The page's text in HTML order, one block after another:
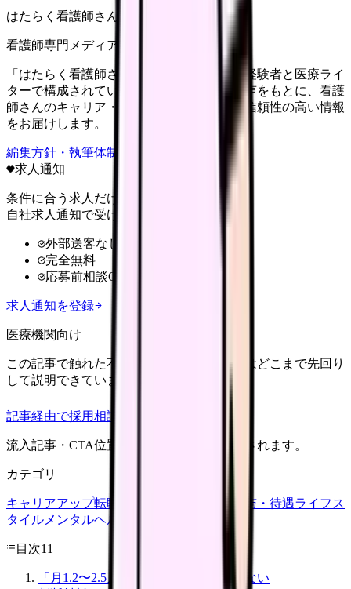
はたらく看護師さん編集部
看護師専門メディア
「はたらく看護師さん」編集部は、看護師経験者と医療ライ
ターで構成されています。現場のリアルな声をもとに、看護
師さんのキャリア・転職・働き方に関する信頼性の高い情報
をお届けします。
編集方針・執筆体制・監修体制を見る
求人通知
条件に合う求人だけ
自社求人通知で受け取る
外部送客なし
完全無料
応募前相談OK
求人通知を登録
医療機関向け
この記事で触れた不安を、自院の求人票ではどこまで先回り
して説明できていますか？
記事経由で採用相談
流入記事・CTA位置つきで管理画面に記録されます。
カテゴリ
キャリアアップ転職ガイド 職場環境 給与・待遇ライフス
タイル メンタルヘルス
目次11
「月1.2〜2.5万円上がる」と決めつけない